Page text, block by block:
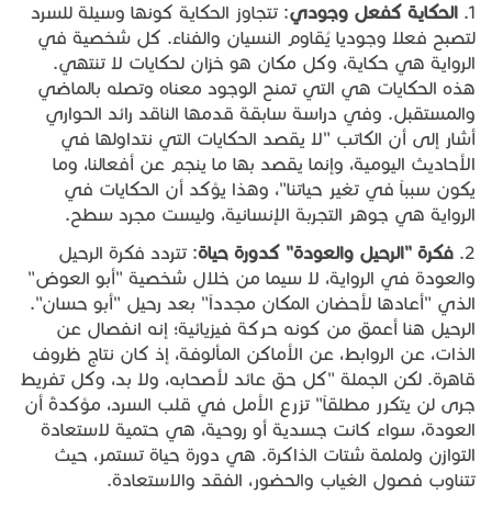
1. الحكاية كفعل وجودي: تتجاوز الحكاية كونها وسيلة للسرد
لتصبح فعلا وجوديا يُقاوم النسيان والفناء. كل شخصية في
الرواية هي حكاية، وكل مكان هو خزان لحكايات لا تنتهي.
هذه الحكايات هي التي تمنح الوجود معناه وتصله بالماضي
والمستقبل. وفي دراسة سابقة قدمها الناقد رائد الحواري
أشار إلى أن الكاتب "لا يقصد الحكايات التي نتداولها في
الأحاديث اليومية، وإنما يقصد بها ما ينجم عن أفعالنا، وما
يكون سبباً في تغير حياتنا"، وهذا يؤكد أن الحكايات في
الرواية هي جوهر التجربة الإنسانية، وليست مجرد سطح.
2. فكرة "الرحيل والعودة" كدورة حياة: تتردد فكرة الرحيل
والعودة في الرواية، لا سيما من خلال شخصية "أبو العوض"
الذي "أعادها لأحضان المكان مجدداً" بعد رحيل "أبو حسان".
الرحيل هنا أعمق من كونه حركة فيزيائية؛ إنه انفصال عن
الذات، عن الروابط، عن الأماكن المألوفة، إذ كان نتاج ظروف
قاهرة. لكن الجملة "كل حق عائد لأصحابه، ولا بد، وكل تفريط
جرى لن يتكرر مطلقاً" تزرع الأمل في قلب السرد، مؤكدةً أن
العودة، سواء كانت جسدية أو روحية، هي حتمية لاستعادة
التوازن ولملمة شتات الذاكرة. هي دورة حياة تستمر، حيث
تتناوب فصول الغياب والحضور، الفقد والاستعادة.